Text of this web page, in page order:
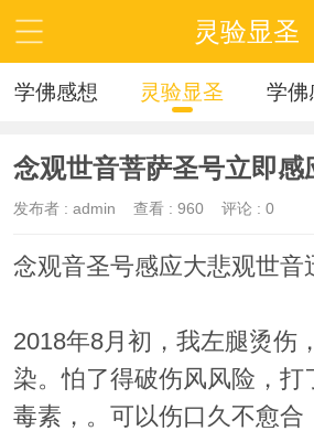
灵验显圣
学佛感想 灵验显圣 学佛
念观世音菩萨圣号立即感
发布者 : admin 查看 : 960 评论 : 0
念观音圣号感应大悲观世音
2018年8月初，我左腿烫伤
染。怕了得破伤风风险，打
毒素，。可以伤口久不愈合